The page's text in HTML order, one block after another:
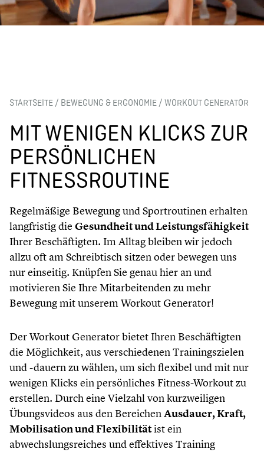
STARTSEITE / BEWEGUNG & ERGONOMIE / WORKOUT GENERATOR
MIT WENIGEN KLICKS ZUR
PERSÖNLICHEN
FITNESSROUTINE
Regelmäßige Bewegung und Sportroutinen erhalten
langfristig die Gesundheit und Leistungsfähigkeit
Ihrer Beschäftigten. Im Alltag bleiben wir jedoch
allzu oft am Schreibtisch sitzen oder bewegen uns
nur einseitig. Knüpfen Sie genau hier an und
motivieren Sie Ihre Mitarbeitenden zu mehr
Bewegung mit unserem Workout Generator!
Der Workout Generator bietet Ihren Beschäftigten
die Möglichkeit, aus verschiedenen Trainingszielen
und -dauern zu wählen, um sich flexibel und mit nur
wenigen Klicks ein persönliches Fitness-Workout zu
erstellen. Durch eine Vielzahl von kurzweiligen
Übungsvideos aus den BereichenAusdauer, Kraft,
Mobilisation und Flexibilitätist ein
abwechslungsreiches und effektives Training